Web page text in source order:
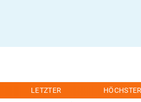
LETZTER HÖCHSTER